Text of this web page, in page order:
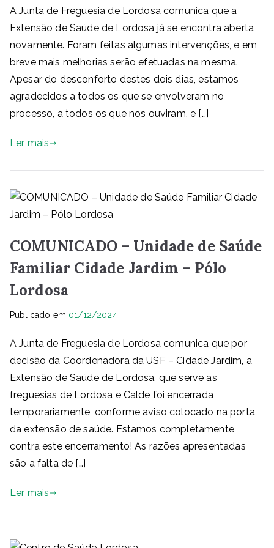
A Junta de Freguesia de Lordosa comunica que a
Extensão de Saúde de Lordosa já se encontra aberta
novamente. Foram feitas algumas intervenções, e em
breve mais melhorias serão efetuadas na mesma.
Apesar do desconforto destes dois dias, estamos
agradecidos a todos os que se envolveram no
processo, a todos os que nos ouviram, e […]
Ler mais
COMUNICADO – Unidade de Saúde
Familiar Cidade Jardim – Pólo
Lordosa
Publicado em 01/12/2024
A Junta de Freguesia de Lordosa comunica que por
decisão da Coordenadora da USF – Cidade Jardim, a
Extensão de Saúde de Lordosa, que serve as
freguesias de Lordosa e Calde foi encerrada
temporariamente, conforme aviso colocado na porta
da extensão de saúde. Estamos completamente
contra este encerramento! As razões apresentadas
são a falta de […]
Ler mais